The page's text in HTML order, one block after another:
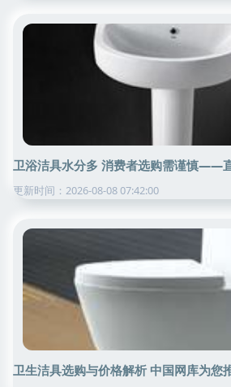
卫浴洁具水分多 消费者选购需谨慎——
更新时间：2026-08-08 07:42:00
卫生洁具选购与价格解析 中国网库为您